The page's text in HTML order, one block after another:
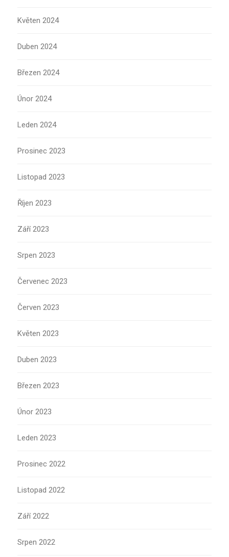
Květen 2024
Duben 2024
Březen 2024
Únor 2024
Leden 2024
Prosinec 2023
Listopad 2023
Říjen 2023
Září 2023
Srpen 2023
Červenec 2023
Červen 2023
Květen 2023
Duben 2023
Březen 2023
Únor 2023
Leden 2023
Prosinec 2022
Listopad 2022
Září 2022
Srpen 2022